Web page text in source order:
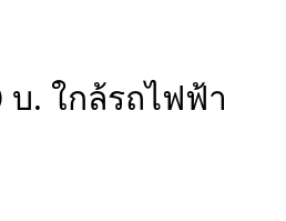
. ใกล้รถไฟฟ้า